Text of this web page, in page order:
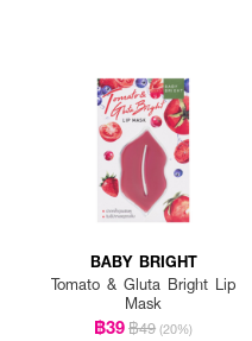
BABY BRIGHT
Tomato & Gluta Bright Lip
Mask
฿39฿49 (20%)